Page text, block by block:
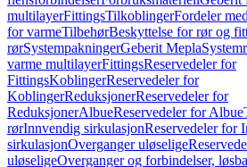
multilayerFittingsTilkoblingerFordeler
for varmeTilbehørBeskyttelse for rør og
rørSystempakningerGeberit Mepla
varme multilayerFittingsReservedeler for
FittingsKoblingerReservedeler for
KoblingerReduksjonerReservedeler for
ReduksjonerAlbueReservedeler for Albue
rørInnvendig sirkulasjonReservedeler for
sirkulasjonOverganger uløselige
uløseligeOverganger og forbindelser,